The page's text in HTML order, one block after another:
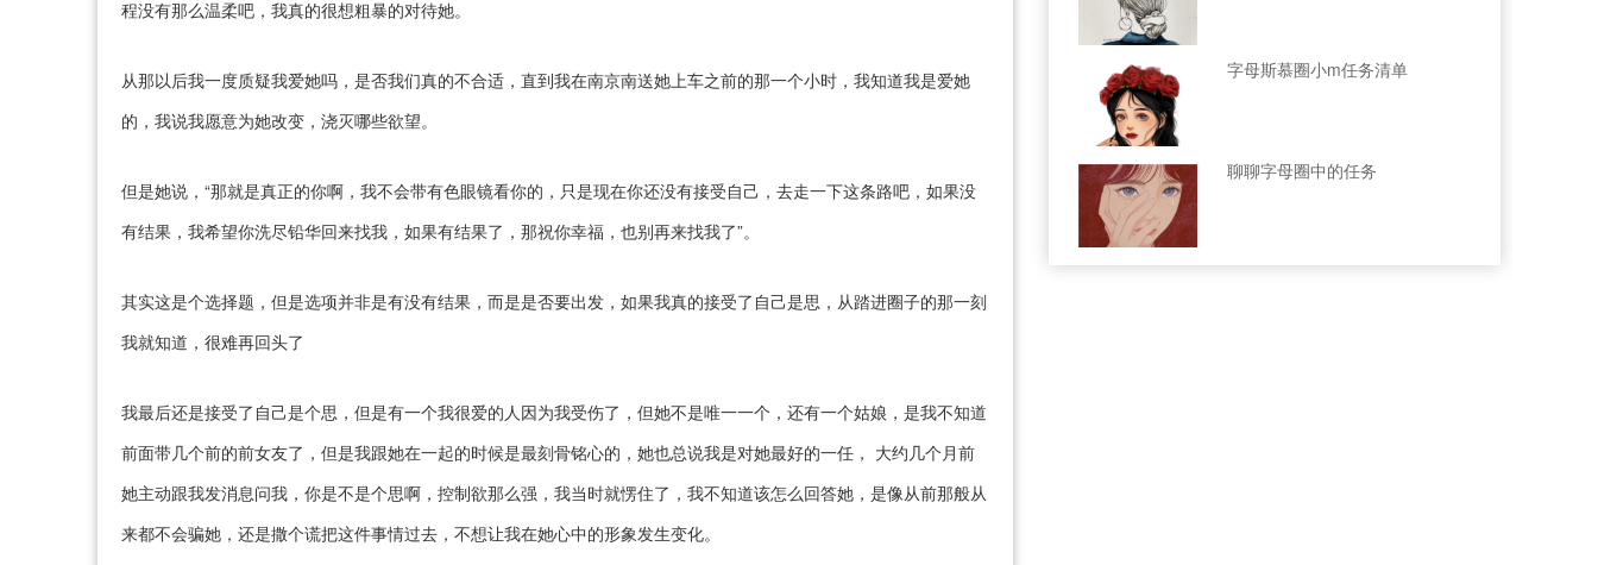
程没有那么温柔吧，我真的很想粗暴的对待她。
从那以后我一度质疑我爱她吗，是否我们真的不合适，直到我在南京南送她上车之前的那一个小时，我知道我是爱她
的，我说我愿意为她改变，浇灭哪些欲望。
但是她说，“那就是真正的你啊，我不会带有色眼镜看你的，只是现在你还没有接受自己，去走一下这条路吧，如果没
有结果，我希望你洗尽铅华回来找我，如果有结果了，那祝你幸福，也别再来找我了”。
其实这是个选择题，但是选项并非是有没有结果，而是是否要出发，如果我真的接受了自己是思，从踏进圈子的那一刻
我就知道，很难再回头了
我最后还是接受了自己是个思，但是有一个我很爱的人因为我受伤了，但她不是唯一一个，还有一个姑娘，是我不知道
前面带几个前的前女友了，但是我跟她在一起的时候是最刻骨铭心的，她也总说我是对她最好的一任， 大约几个月前
她主动跟我发消息问我，你是不是个思啊，控制欲那么强，我当时就愣住了，我不知道该怎么回答她，是像从前那般从
来都不会骗她，还是撒个谎把这件事情过去，不想让我在她心中的形象发生变化。
字母斯慕圈小m任务清单
聊聊字母圈中的任务